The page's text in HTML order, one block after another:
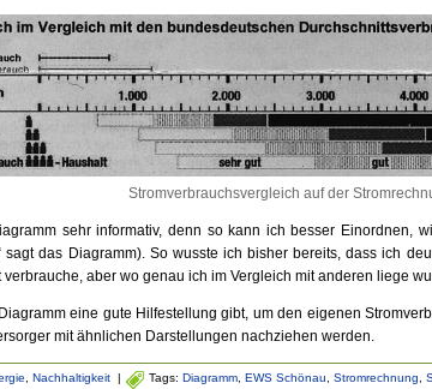
Stromverbrauchsvergleich auf der
sehr informativ, denn so kann ich besser Einordnen,
sagt das Diagramm). So wusste ich bisher bereits, dass ich
aber wo genau ich im Vergleich mit anderen liege
eine gute Hilfestellung gibt, um den eigenen
mit ähnlichen Darstellungen nachziehen werden.
Nachhaltigkeit | Tags: Diagramm EWS Schönau Stromrechnung